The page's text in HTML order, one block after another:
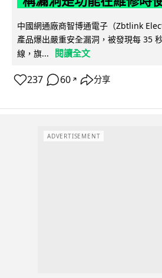
中國網通廠商智博通電子（Zbtlink
產品爆出嚴重安全漏洞，被發現每 35
線，旗...
閱讀全文
237 60 ↗ 分享
ADVERTISEMENT